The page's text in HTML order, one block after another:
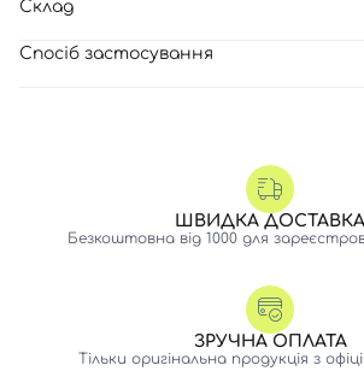
Склад
Спосіб застосування
ШВИДКА ДОСТАВКА
Безкоштовна від 1000 для
ЗРУЧНА ОПЛАТА
Тільки оригінальна продукція з